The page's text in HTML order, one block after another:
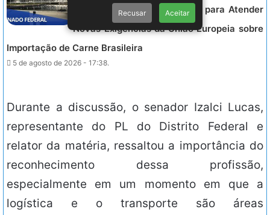
Diálogo com Setor Produtivo para Atender
Novas Exigências da União Europeia sobre
Importação de Carne Brasileira
5 de agosto de 2026 - 17:38.
Durante a discussão, o senador Izalci Lucas,
representante do PL do Distrito Federal e
relator da matéria, ressaltou a importância do
reconhecimento dessa profissão,
especialmente em um momento em que a
logística e o transporte são áreas
Recusar Aceitar